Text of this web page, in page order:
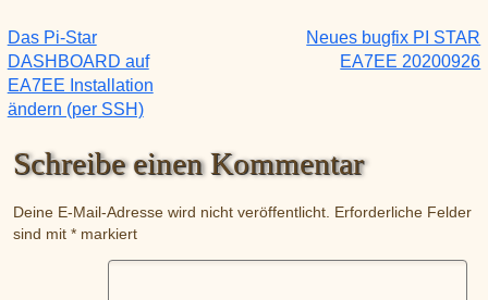
Beitragsnavigation
Das Pi-Star
DASHBOARD auf
EA7EE Installation
ändern (per SSH)
Neues bugfix PI STAR
EA7EE 20200926
Schreibe einen Kommentar
Deine E-Mail-Adresse wird nicht veröffentlicht. Erforderliche Felder
sind mit* markiert